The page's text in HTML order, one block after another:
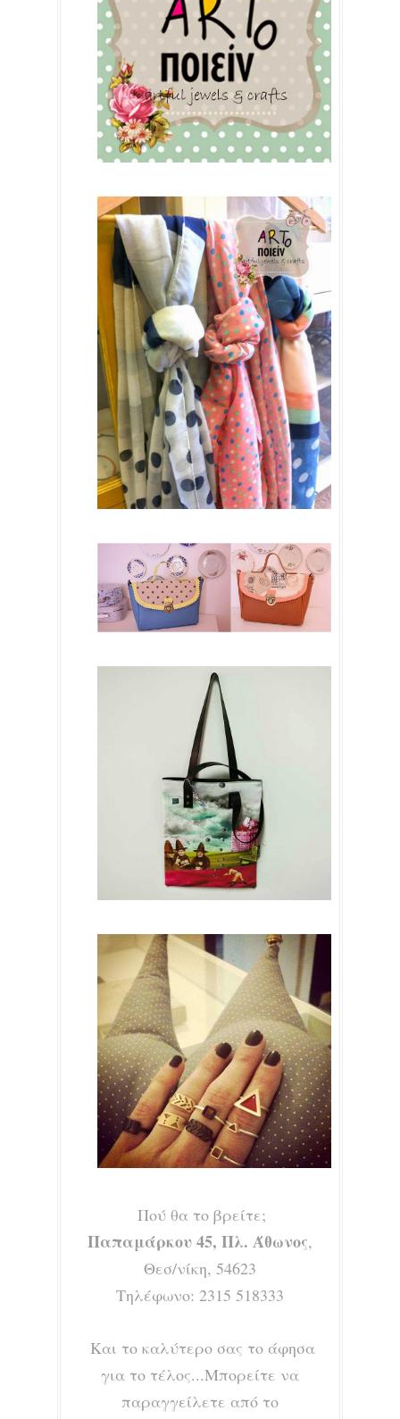
Πού θα το βρείτε;
Παπαμάρκου 45, Πλ. Άθωνος,
Θεσ/νίκη, 54623
Τηλέφωνο: 2315 518333
Και το καλύτερο σας το άφησα
για το τέλος...Μπορείτε να
παραγγείλετε από το